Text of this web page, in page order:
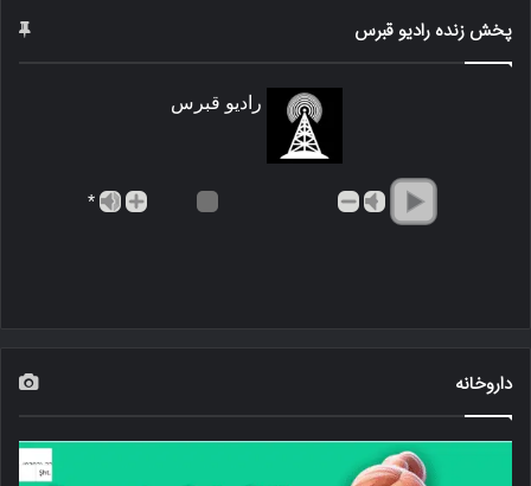
پخش زنده رادیو قبرس
رادیو قبرس
*
داروخانه